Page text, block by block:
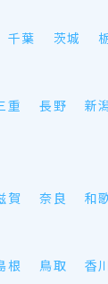
千葉 茨城
重 長野 新
賀 奈良 和
根 鳥取 香川